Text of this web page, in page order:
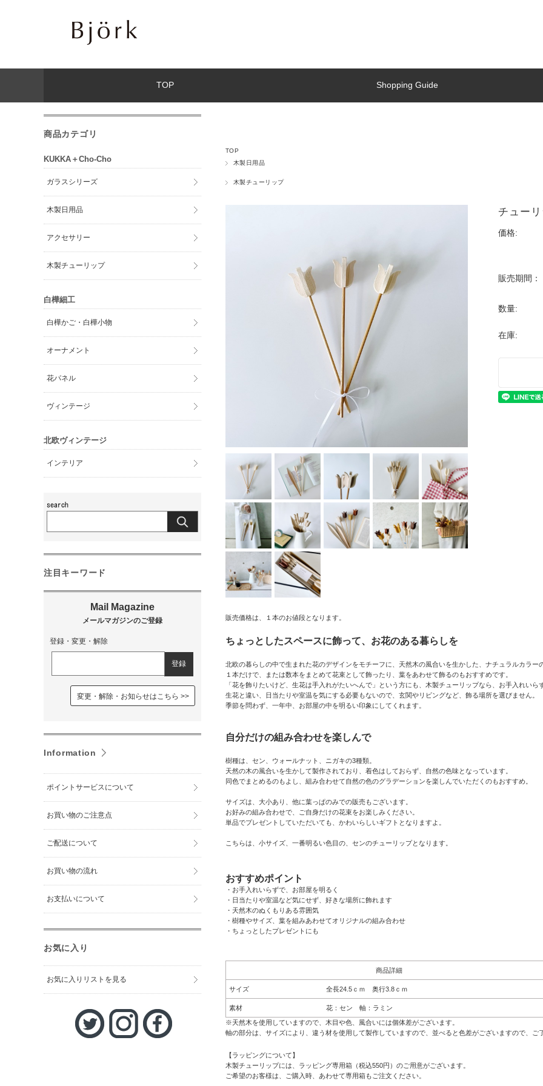
TOP Shopping Guide
TOP
木製日用品
木製チューリップ
チュー
価格:
販売期間：
数量:
在庫:
販売価格は、１本のお値段となります。
ちょっとしたスペースに飾って、お花のある暮らしを
北欧の暮らしの中で生まれた花のデザインをモチーフに、天然木の風合いを生かした、ナチュラルカラー
１本だけで、または数本をまとめて花束として飾ったり、葉をあわせて飾るのもおすすめです。
「花を飾りたいけど、生花は手入れがたいへんで」という方にも、木製チューリップなら、お手入れいらず
生花と違い、日当たりや室温を気にする必要もないので、玄関やリビングなど、飾る場所を選びません。
季節を問わず、一年中、お部屋の中を明るい印象にしてくれます。
自分だけの組み合わせを楽しんで
樹種は、セン、ウォールナット、ニガキの3種類。
天然の木の風合いを生かして製作されており、着色はしておらず、自然の色味となっています。
同色でまとめるのもよし、組み合わせて自然の色のグラデーションを楽しんでいただくのもおすすめ。
サイズは、大小あり、他に葉っぱのみでの販売もございます。
お好みの組み合わせで、ご自身だけの花束をお楽しみください。
単品でプレゼントしていただいても、かわいらしいギフトとなりますよ。
こちらは、小サイズ、一番明るい色目の、センのチューリップとなります。
おすすめポイント
・お手入れいらずで、お部屋を明るく
・日当たりや室温など気にせず、好きな場所に飾れます
・天然木のぬくもりある雰囲気
・樹種やサイズ、葉を組みあわせてオリジナルの組み合わせ
・ちょっとしたプレゼントにも
商品詳細
サイズ 全長24.5ｃｍ 奥行3.8ｃｍ
素材
花：セン 軸：ラミン
※天然木を使用していますので、木目や色、風合いには個体差がございます。
軸の部分は、サイズにより、違う材を使用して製作していますので、並べると色差がございますので、ご
【ラッピングについて】
木製チューリップには、ラッピング専用箱（税込550円）のご用意がございます。
ご希望のお客様は、ご購入時、あわせて専用箱もご注文ください。
商品カテゴリ
KUKKA＋Cho-Cho
ガラスシリーズ
木製日用品
アクセサリー
木製チューリップ
白樺細工
白樺かご・白樺小物
オーナメント
花パネル
ヴィンテージ
北欧ヴィンテージ
インテリア
注目キーワード
登録・変更・解除
変更・解除・お知らせはこちら
Information
ポイントサービスについて
お買い物のご注意点
ご配送について
お買い物の流れ
お支払いについて
お気に入り
お気に入りリストを見る